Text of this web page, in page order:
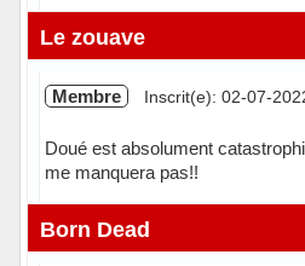
Hors ligne
Le zouave
Membre Inscrit(e): 02-07-
Doué est absolument
me manquera pas!!
Hors ligne
Born Dead